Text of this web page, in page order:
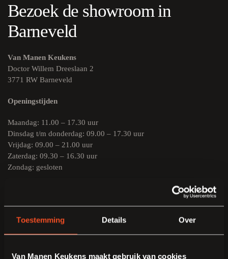
Toestemming Details Over
Van Manen Keukens maakt gebruik van cookies
Bezoek de showroom in
Barneveld
Van Manen Keukens
Doctor Willem Dreeslaan 2
3771 RW Barneveld
Openingstijden
Maandag: 11.00 – 17.30 uur
Dinsdag t/m donderdag: 09.00 – 17.30 uur
Vrijdag: 09.00 – 21.00 uur
Zaterdag: 09.30 – 16.30 uur
Zondag: gesloten
U kunt vrijblijvend binnenlopen om inspiratie op te doen. Voor
persoonlijk keukenadvies op maat kunt u gratis een afspraak
Plan een gratis adviesgesprek voor uw nieuwe keuken.